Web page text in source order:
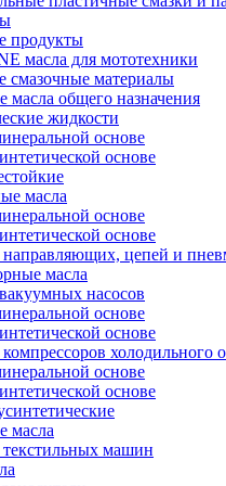
продукты
масла для мототехники
смазочные материалы
общего назначения
жидкости
основе
основе
масла
основе
основе
цепей и
масла
насосов
основе
основе
холодильного
основе
основе
масла
машин